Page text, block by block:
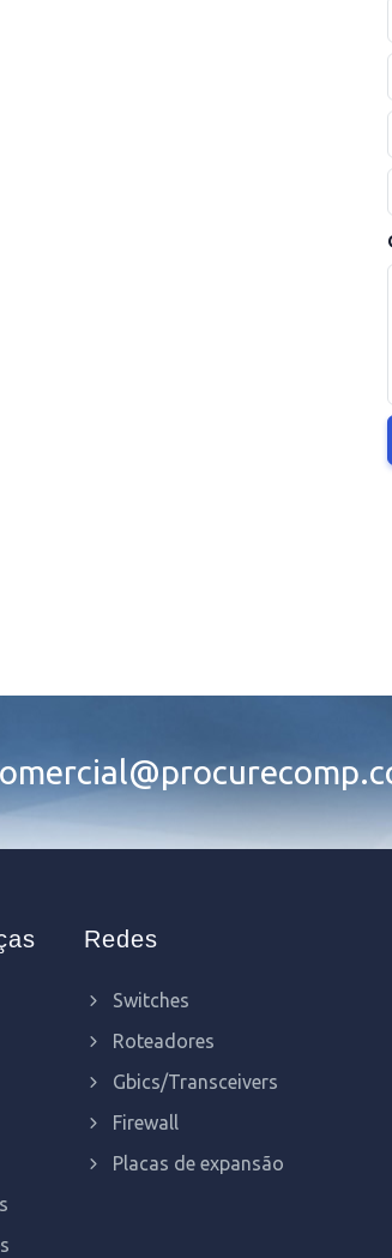
Redes
Switches
Roteadores
Gbics/Transceivers
Firewall
Placas de expansão